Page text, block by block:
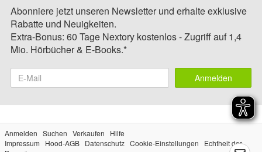
Abonniere jetzt unseren Newsletter und erhalte exklusive
Rabatte und Neuigkeiten.
Extra-Bonus: 60 Tage Nextory kostenlos - Zugriff auf 1,4
Mio. Hörbücher & E-Books.*
Anmelden
Anmelden Suchen Verkaufen
Hilfe
Impressum
Hood-AGB Datenschutz Cookie-Einstellungen
Echtheit der